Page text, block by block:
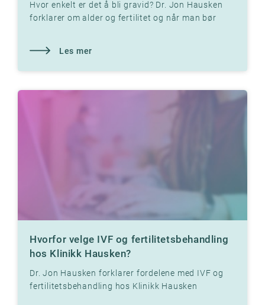
Hvor enkelt er det å bli gravid? Dr. Jon Hausken
forklarer om alder og fertilitet og når man bør
Les mer
Hvorfor velge IVF og fertilitetsbehandling
hos Klinikk Hausken?
Dr. Jon Hausken forklarer fordelene med IVF og
fertilitetsbehandling hos Klinikk Hausken